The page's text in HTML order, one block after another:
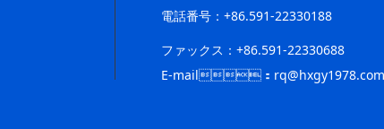
電話番号：+86.591-22330188
ファックス：+86.591-22330688
E-mail：rq@hxgy1978.com